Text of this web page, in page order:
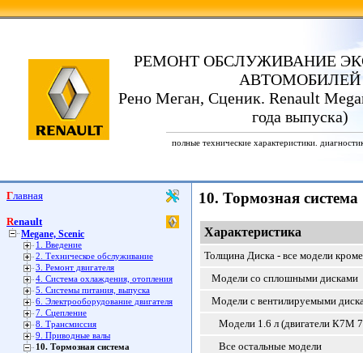
РЕМОНТ ОБСЛУЖИВАНИЕ
АВТОМОБИЛЕЙ
Рено Меган, Сценик. Renault
года выпуска)
полные технические характеристики.
Главная
Renault
Megane, Scenic
1. Введение
2. Техническое обслуживание
3. Ремонт двигателя
4. Система охлаждения, отопления
5. Системы питания, выпуска
6. Электрооборудование двигателя
7. Сцепление
8. Трансмиссия
9. Приводные валы
10. Тормозная система
10. Тормозная система
Характеристика
Толщина Диска - все модели
Модели со сплошными дисками
Модели с вентилируемыми
Модели 1.6 л (двигатели К7М
Все остальные модели